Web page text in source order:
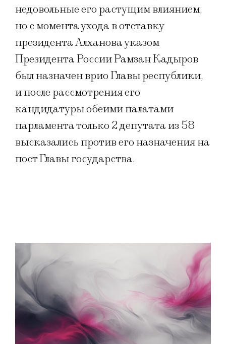
недовольные его растущим влиянием,
но с момента ухода в отставку
президента Алханова указом
Президента России Рамзан Кадыров
был назначен врио Главы республики,
и после рассмотрения его
кандидатуры обеими палатами
парламента только 2 депутата из 58
высказались против его назначения на
пост Главы государства.